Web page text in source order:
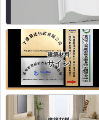
建築材料
サイン